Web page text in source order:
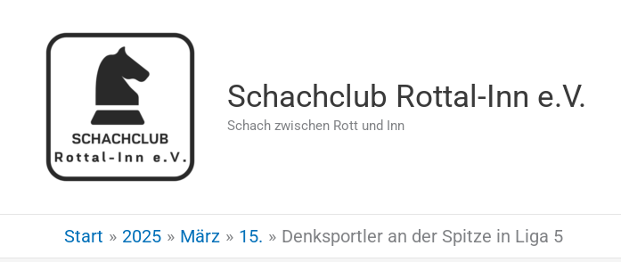
Schachclub Rottal-Inn e.V.
Schach zwischen Rott und Inn
Start 2025 März 15. Denksportler an der Spitze in Liga 5